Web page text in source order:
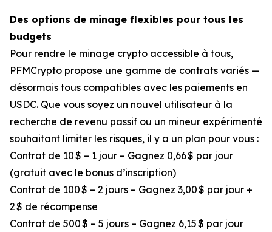
Des options de minage flexibles pour tous les
budgets
Pour rendre le minage crypto accessible à tous,
PFMCrypto propose une gamme de contrats variés —
désormais tous compatibles avec les paiements en
USDC. Que vous soyez un nouvel utilisateur à la
recherche de revenu passif ou un mineur expérimenté
souhaitant limiter les risques, il y a un plan pour vous :
Contrat de 10 $ – 1 jour – Gagnez 0,66 $ par jour
(gratuit avec le bonus d’inscription)
Contrat de 100 $ – 2 jours – Gagnez 3,00 $ par jour +
2 $ de récompense
Contrat de 500 $ – 5 jours – Gagnez 6,15 $ par jour